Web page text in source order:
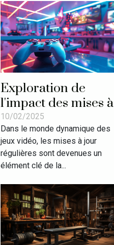
Exploration de
l'impact des mises à
jour régulières sur la
popularité des jeux
vidéo
10/02/2025
Dans le monde dynamique des
jeux vidéo, les mises à jour
régulières sont devenues un
élément clé de la...